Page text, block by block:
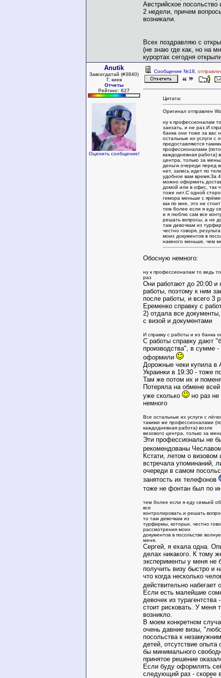
Австрийское
2 недели, причем
возникали.
Всех поздравляю с
(не знаю где как, но на
курортах сегодня
Anutik
Завсегдатай (#3840)
Г. киев
Отчеты
Рейтинг: 627
Оценить сообщение!
Сообщение №18 ,
Цитата:
Оригинал отправлен
ну к профессионалам
заехать, и не раз.И
банка они тоже за вас
остальные их услуги с
предоставляются
профессионалами
каждодневная работа)
центра, только за
деньги.очереди перед
нет, запись идет по
удобное вам время.За
можно оформить
домой или в офис, так
тоже нет.С одной
гимора меньше с
как по мне, это не
тем более если я еду
и я люблю сам все
решать вопросы, а не
там девочкам из
честно говоря,
моих документов в
намного меньше, чем
Обосную немного:
ну к профессионалам то ведь
раз
Они работают до 20:00 и
работы, поэтому к ним
после работы, и всего 3
Еременко справку с
2) отдала все
с визой и документами
И справку с работы и из банка
С работы справку дают
производства", в сумме
оформили
Дорожные чеки купила в
Украинки в 19:30 - тоже
Там же потом их и
Потеряла на обмене
уже сколько
но раз
немного
Все остальные их услуги с
такими же профессионалами
каждодневная работа) возле
визового центра, только за
Эти профессионалы не
рекомендованы
Кстати, летом о визовом
встречала упоминаний,
очереди в самом
занятость их телефонов
тоже не фонтан был по
тем более если я еду семьей
все
контролировать и решать
то там девочкам из
турфирмы, которых, честно
рассмотрения моих
документов в посольстве
меня.
Сергей, я ехала одна.
делах никакого. К тому
эксперименты у меня не
получить визу быстро и
что когда несколько
действительно набегает
Если есть малейшие
девочек из турагентства
стоит рисковать. У меня
возникло.
В моем конкретном
очень давние визы,
посольства к
детей, отсутствие
бы минимального
принятое решение
Если буду оформлять
следующий раз - скорее